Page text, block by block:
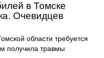
в Томске
Очевидцев
области требуется
получила травмы